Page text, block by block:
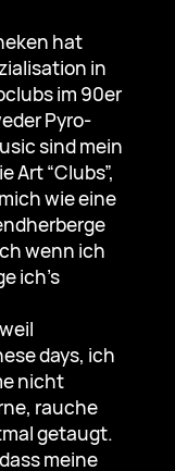
hat
in
im 90er
Pyro-
sind mein
Art “Clubs”,
wie eine
wenn ich
ich’s
days, ich
nicht
rauche
getaugt.
meine